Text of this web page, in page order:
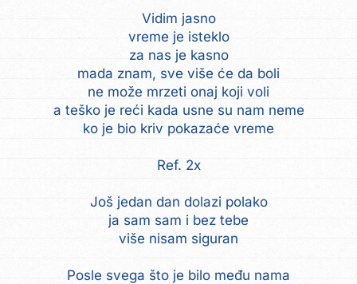
Vidim jasno
vreme je isteklo
za nas je kasno
mada znam, sve više će da boli
ne može mrzeti onaj koji voli
a teško je reći kada usne su nam neme
ko je bio kriv pokazaće vreme
Ref. 2x
Još jedan dan dolazi polako
ja sam sam i bez tebe
više nisam siguran
Posle svega što je bilo među nama